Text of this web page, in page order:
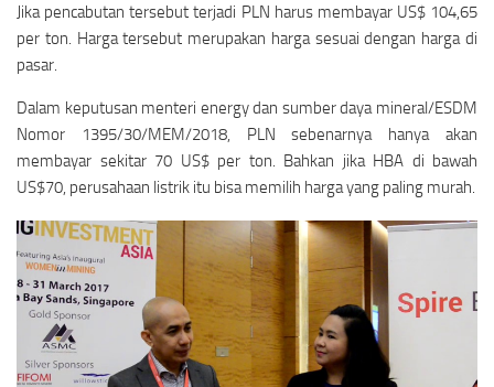
Jika pencabutan tersebut terjadi PLN harus membayar US$ 104,65
per ton. Harga tersebut merupakan harga sesuai dengan harga di
pasar.
Dalam keputusan menteri energy dan sumber daya mineral/ESDM
Nomor 1395/30/MEM/2018, PLN sebenarnya hanya akan
membayar sekitar 70 US$ per ton. Bahkan jika HBA di bawah
US$70, perusahaan listrik itu bisa memilih harga yang paling murah.